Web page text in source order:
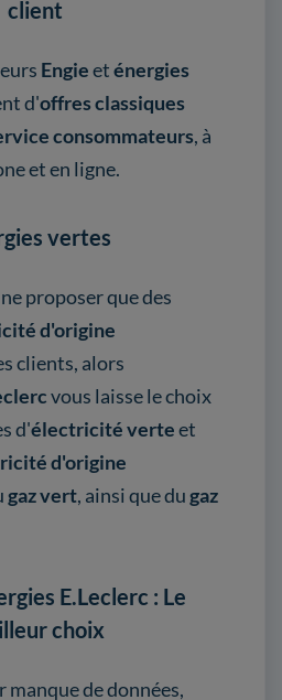
client
Engieeténergies
d'offres classiques
consommateurs, à
et en ligne.
vertes
proposer que des
d'origine
clients, alors
vous laisse le choix
d'électricité verteet
d'origine
gaz vert, ainsi que dugaz
E.Leclerc : Le
choix
manque de données,